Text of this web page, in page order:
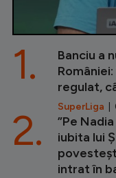
Banciu a
regulat,
SuperLiga |
1.
”Pe
iubita lui
intrat în
2.